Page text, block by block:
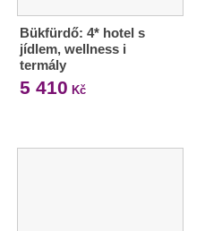
Bükfürdő: 4* hotel s
jídlem, wellness i
termály
5 410 Kč